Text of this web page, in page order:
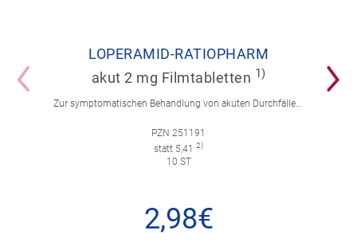
LOPERAMID-RATIOPHARM
akut 2 mg Filmtabletten 1)
Zur symptomatischen Behandlung von akuten Durchfällen für Erwachsene und Kinder ab 12 Jahren.
PZN 251191
statt 5,41 2)
10 ST
2,98€